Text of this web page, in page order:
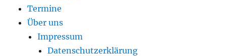
Termine
Über uns
Impressum
Datenschutzerklärung